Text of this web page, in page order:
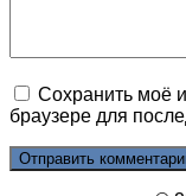
Сохранить моё
браузере для